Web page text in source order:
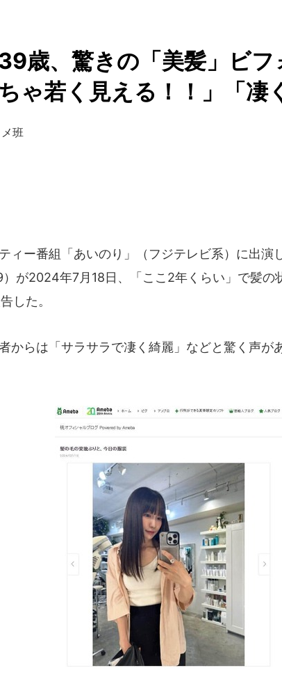
歳、驚きの「美髪」ビ
ゃ若く見える！！」「凄
班
ィー番組「あいのり」（フジテレビ系）に出演
が2024年7月18日、「ここ2年くらい」で髪の
した。
からは「サラサラで凄く綺麗」などと驚く声が